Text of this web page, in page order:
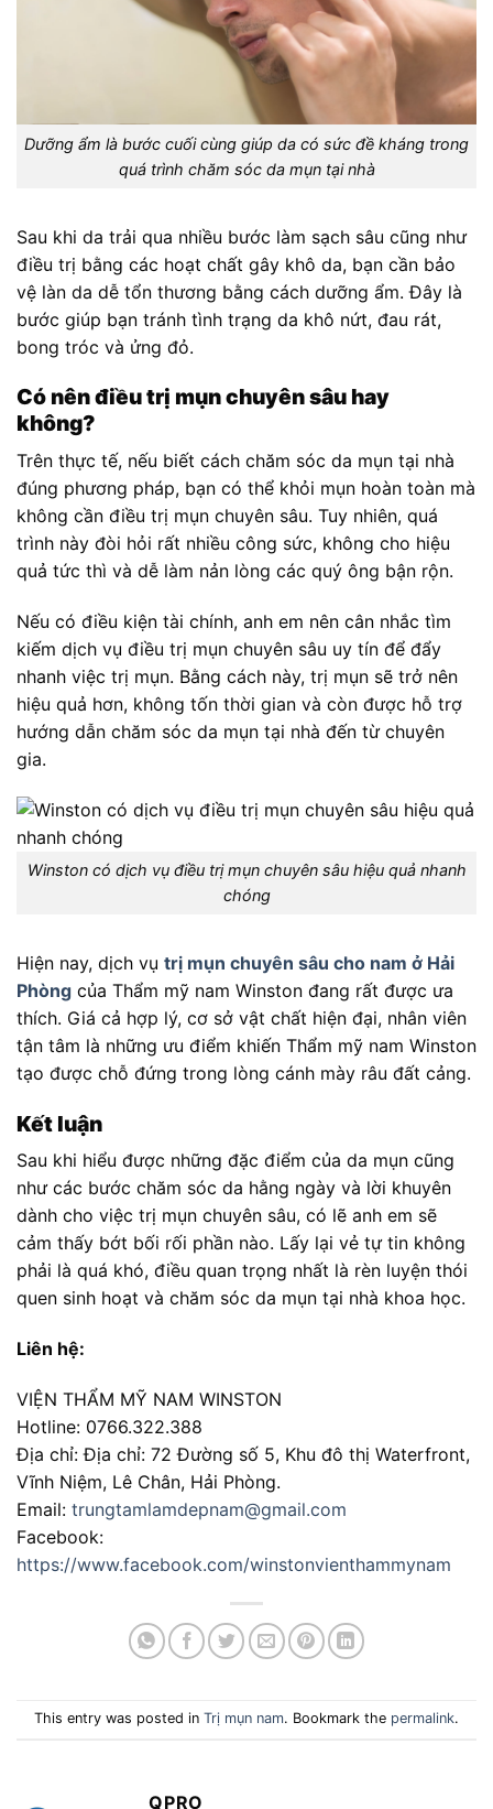
Dưỡng ẩm là bước cuối cùng giúp da có sức đề kháng trong
quá trình chăm sóc da mụn tại nhà
Sau khi da trải qua nhiều bước làm sạch sâu cũng như
điều trị bằng các hoạt chất gây khô da, bạn cần bảo
vệ làn da dễ tổn thương bằng cách dưỡng ẩm. Đây là
bước giúp bạn tránh tình trạng da khô nứt, đau rát,
bong tróc và ửng đỏ.
Có nên điều trị mụn chuyên sâu hay
không?
Trên thực tế, nếu biết cách chăm sóc da mụn tại nhà
đúng phương pháp, bạn có thể khỏi mụn hoàn toàn mà
không cần điều trị mụn chuyên sâu. Tuy nhiên, quá
trình này đòi hỏi rất nhiều công sức, không cho hiệu
quả tức thì và dễ làm nản lòng các quý ông bận rộn.
Nếu có điều kiện tài chính, anh em nên cân nhắc tìm
kiếm dịch vụ điều trị mụn chuyên sâu uy tín để đẩy
nhanh việc trị mụn. Bằng cách này, trị mụn sẽ trở nên
hiệu quả hơn, không tốn thời gian và còn được hỗ trợ
hướng dẫn chăm sóc da mụn tại nhà đến từ chuyên
gia.
Winston có dịch vụ điều trị mụn chuyên sâu hiệu quả nhanh
chóng
Hiện nay, dịch vụ trị mụn chuyên sâu cho nam ở Hải
Phòng của Thẩm mỹ nam Winston đang rất được ưa
thích. Giá cả hợp lý, cơ sở vật chất hiện đại, nhân viên
tận tâm là những ưu điểm khiến Thẩm mỹ nam Winston
tạo được chỗ đứng trong lòng cánh mày râu đất cảng.
Kết luận
Sau khi hiểu được những đặc điểm của da mụn cũng
như các bước chăm sóc da hằng ngày và lời khuyên
dành cho việc trị mụn chuyên sâu, có lẽ anh em sẽ
cảm thấy bớt bối rối phần nào. Lấy lại vẻ tự tin không
phải là quá khó, điều quan trọng nhất là rèn luyện thói
quen sinh hoạt và chăm sóc da mụn tại nhà khoa học.
Liên hệ:
VIỆN THẨM MỸ NAM WINSTON
Hotline: 0766.322.388
Địa chỉ: Địa chỉ: 72 Đường số 5, Khu đô thị Waterfront,
Vĩnh Niệm, Lê Chân, Hải Phòng.
Email: trungtamlamdepnam@gmail.com
Facebook:
https://www.facebook.com/winstonvienthammynam
This entry was posted in Trị mụn nam. Bookmark the permalink.
QPRO